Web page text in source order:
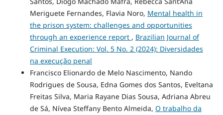
Meriguete Fernandes, Flavia Noro, Mental health in
the prison system: challenges and opportunities
through an experience report , Brazilian Journal of
Criminal Execution: Vol. 5 No. 2 (2024): Diversidades
na execução penal
Francisco Elionardo de Melo Nascimento, Nando
Rodrigues de Sousa, Edna Gomes dos Santos, Eveltana
Freitas Silva, Maria Rayane Dias Sousa, Adriana Abreu
de Sá, Nívea Steffany Bento Almeida, O trabalho da